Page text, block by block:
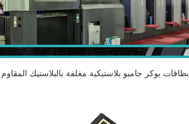
بطاقات بوكر جامبو بلاستيكية مغلفة بالبلاستيك المقاوم